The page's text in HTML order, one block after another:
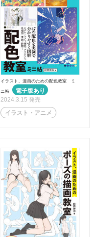
イラスト、漫画のための配色教室 ミ
ニ帖
2024.3.15 発売
イラスト・アニメ